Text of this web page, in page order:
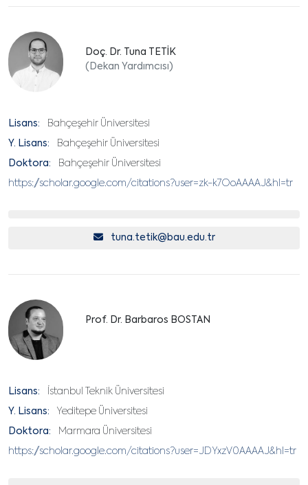
Doç. Dr. Tuna TETİK
(Dekan Yardımcısı)
Lisans: Bahçeşehir Üniversitesi
Y. Lisans: Bahçeşehir Üniversitesi
Doktora: Bahçeşehir Üniversitesi
https://scholar.google.com/citations?user=zk-k7OoAAAAJ&hl=tr
tuna.tetik@bau.edu.tr
Prof. Dr. Barbaros BOSTAN
Lisans: İstanbul Teknik Üniversitesi
Y. Lisans: Yeditepe Üniversitesi
Doktora: Marmara Üniversitesi
https://scholar.google.com/citations?user=JDYxzV0AAAAJ&hl=tr